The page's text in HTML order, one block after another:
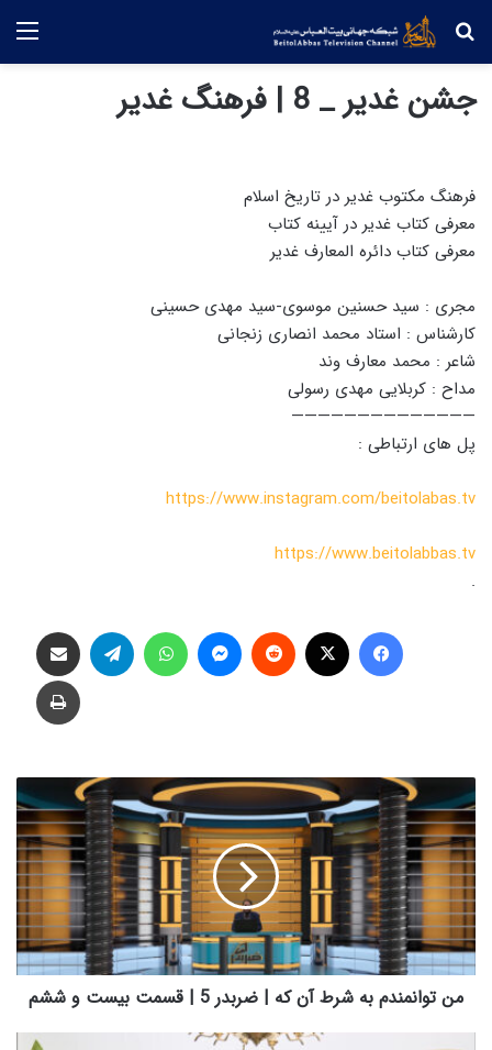
جستجو
جشن غدیر _ 8 | فرهنگ غدیر
فرهنگ مکتوب غدیر در تاریخ اسلام
معرفی کتاب غدیر در آیینه کتاب
معرفی کتاب دائره المعارف غدیر
مجری : سید حسنین موسوی-سید مهدی حسینی
کارشناس : استاد محمد انصاری زنجانی
شاعر : محمد معارف وند
مداح : کربلایی مهدی رسولی
——————————————
پل های ارتباطی :
https://www.instagram.com/beitolabas.tv
https://www.beitolabbas.tv
.
فیس بوک
‫رددیت
م
ن
ت
و
ا
ن
م
ن
د
من توانمندم به شرط آن که | ضربدر 5 | قسمت بیست و ششم